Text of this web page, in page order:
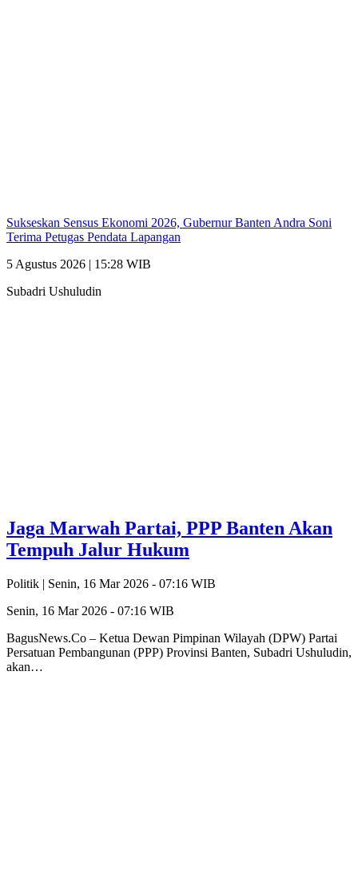
Sukseskan Sensus Ekonomi 2026, Gubernur Banten Andra Soni
Terima Petugas Pendata Lapangan
5 Agustus 2026 | 15:28 WIB
Subadri Ushuludin
Jaga Marwah Partai, PPP Banten Akan
Tempuh Jalur Hukum
Politik | Senin, 16 Mar 2026 - 07:16 WIB
Senin, 16 Mar 2026 - 07:16 WIB
BagusNews.Co – Ketua Dewan Pimpinan Wilayah (DPW) Partai
Persatuan Pembangunan (PPP) Provinsi Banten, Subadri Ushuludin,
akan…